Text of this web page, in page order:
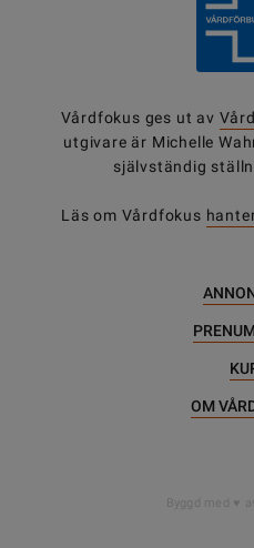
Vårdfokus ges ut av
utgivare är Michelle
självständig
Läs om Vårdfokus
OM
Byggd med